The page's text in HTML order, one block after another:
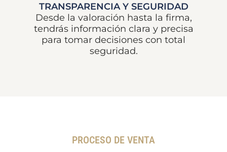
TRANSPARENCIA Y SEGURIDAD
Desde la valoración hasta la firma,
tendrás información clara y precisa
para tomar decisiones con total
seguridad.
PROCESO DE VENTA